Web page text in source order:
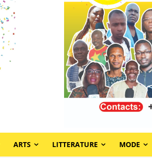
ARTS LITTERATURE MODE